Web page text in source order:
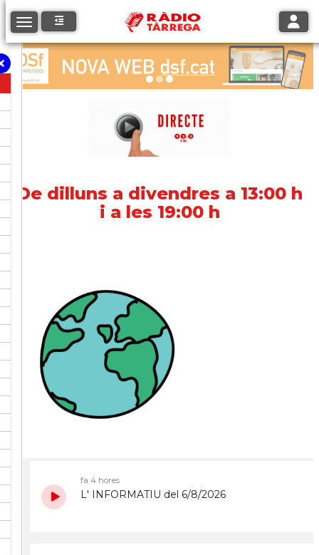
Toggle navigation
De dilluns a divendres a 13:00 h
i a les 19:00 h